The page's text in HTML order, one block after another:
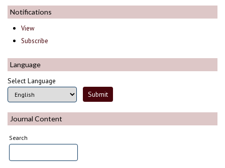
Notifications
View
Subscribe
Language
Select Language
Journal Content
Search